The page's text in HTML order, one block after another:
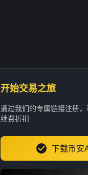
开始交易之旅
通过我们的专属链接注册
续费折扣
下载币安